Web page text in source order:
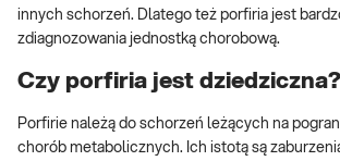
innych schorzeń. Dlatego też porfiria jest
zdiagnozowania jednostką chorobową.
Czy porfiria jest dziedziczna?
Porfirie należą do schorzeń leżących na
chorób metabolicznych. Ich istotą są